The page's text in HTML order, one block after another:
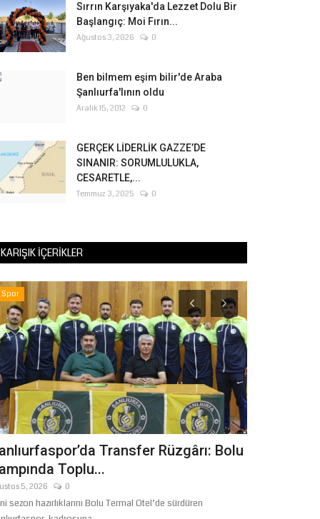
Sırrın Karşıyaka'da Lezzet Dolu Bir
Başlangıç: Moi Fırın...
Ağustos 3, 2026 0
Ben bilmem eşim bilir'de Araba
Şanlıurfa'lının oldu
Aralık 15, 2012 0
GERÇEK LİDERLİK GAZZE’DE
SINANIR: SORUMLULUKLA,
CESARETLE,...
Temmuz 3, 2025 0
KARIŞIK İÇERIKLER
Spor
Transfer Rüzgârı: Bolu
Toplu...
5, 2026 0
sezon hazırlıklarını Bolu Termal Otel’de sürdüren